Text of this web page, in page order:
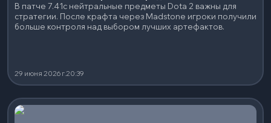
В патче 7.41c нейтральные предметы Dota 2 важны для
стратегии. После крафта через Madstone игроки получили
больше контроля над выбором лучших артефактов.
29 июня 2026 г.20:39